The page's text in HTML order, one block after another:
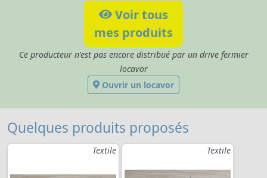
Voir tous
mes produits
Ce producteur n'est pas encore distribué par un drive fermier
locavor
Ouvrir un locavor
Quelques produits proposés
Textile Textile